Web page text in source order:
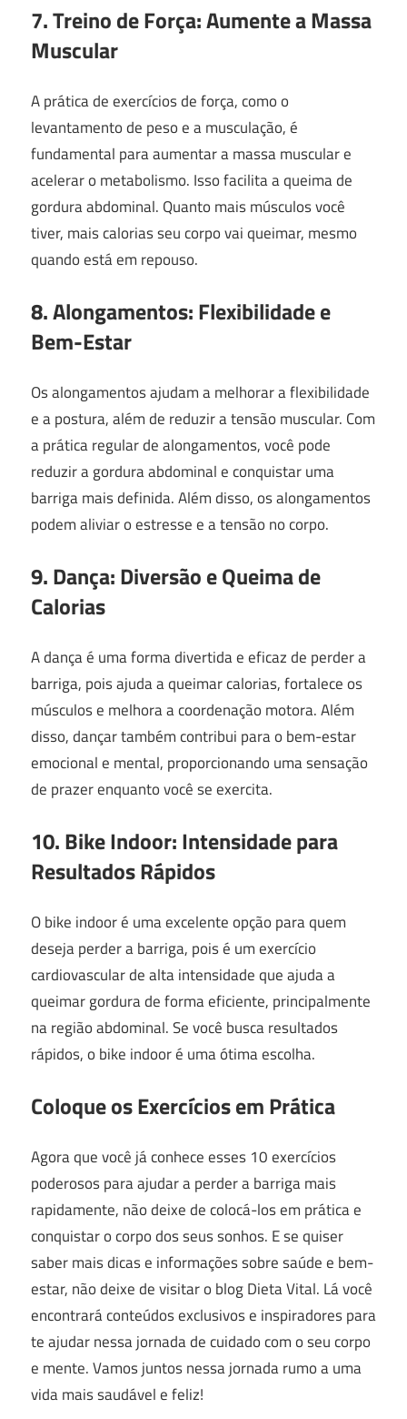
7. Treino de Força: Aumente a Massa
Muscular
A prática de exercícios de força, como o
levantamento de peso e a musculação, é
fundamental para aumentar a massa muscular e
acelerar o metabolismo. Isso facilita a queima de
gordura abdominal. Quanto mais músculos você
tiver, mais calorias seu corpo vai queimar, mesmo
quando está em repouso.
8. Alongamentos: Flexibilidade e
Bem-Estar
Os alongamentos ajudam a melhorar a flexibilidade
e a postura, além de reduzir a tensão muscular. Com
a prática regular de alongamentos, você pode
reduzir a gordura abdominal e conquistar uma
barriga mais definida. Além disso, os alongamentos
podem aliviar o estresse e a tensão no corpo.
9. Dança: Diversão e Queima de
Calorias
A dança é uma forma divertida e eficaz de perder a
barriga, pois ajuda a queimar calorias, fortalece os
músculos e melhora a coordenação motora. Além
disso, dançar também contribui para o bem-estar
emocional e mental, proporcionando uma sensação
de prazer enquanto você se exercita.
10. Bike Indoor: Intensidade para
Resultados Rápidos
O bike indoor é uma excelente opção para quem
deseja perder a barriga, pois é um exercício
cardiovascular de alta intensidade que ajuda a
queimar gordura de forma eficiente, principalmente
na região abdominal. Se você busca resultados
rápidos, o bike indoor é uma ótima escolha.
Coloque os Exercícios em Prática
Agora que você já conhece esses 10 exercícios
poderosos para ajudar a perder a barriga mais
rapidamente, não deixe de colocá-los em prática e
conquistar o corpo dos seus sonhos. E se quiser
saber mais dicas e informações sobre saúde e bem-
estar, não deixe de visitar o blog Dieta Vital. Lá você
encontrará conteúdos exclusivos e inspiradores para
te ajudar nessa jornada de cuidado com o seu corpo
e mente. Vamos juntos nessa jornada rumo a uma
vida mais saudável e feliz!